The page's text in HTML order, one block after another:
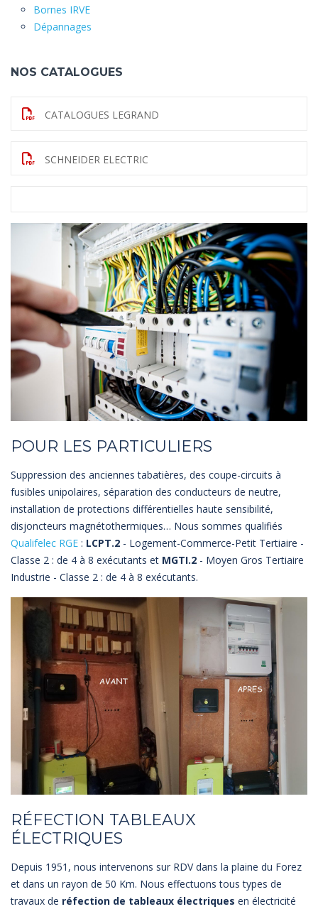
Bornes IRVE
Dépannages
NOS CATALOGUES
CATALOGUES LEGRAND
SCHNEIDER ELECTRIC
POUR LES PARTICULIERS
Suppression des anciennes tabatières, des coupe-circuits à
fusibles unipolaires, séparation des conducteurs de neutre,
installation de protections différentielles haute sensibilité,
disjoncteurs magnétothermiques… Nous sommes qualifiés
Qualifelec RGE : LCPT.2 - Logement-Commerce-Petit Tertiaire -
Classe 2 : de 4 à 8 exécutants et MGTI.2 - Moyen Gros Tertiaire
Industrie - Classe 2 : de 4 à 8 exécutants.
RÉFECTION TABLEAUX
ÉLECTRIQUES
Depuis 1951, nous intervenons sur RDV dans la plaine du Forez
et dans un rayon de 50 Km. Nous effectuons tous types de
travaux de réfection de tableaux électriques en électricité